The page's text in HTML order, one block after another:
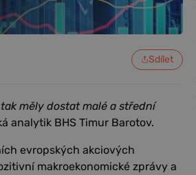
Sdílet
měly dostat malé a střední
analytik BHS Timur Barotov.
evropských akciových
makroekonomické zprávy a